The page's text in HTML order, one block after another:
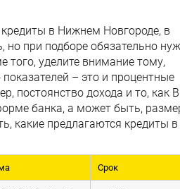
в Нижнем Новгороде, в
но при подборе обязательно
того, уделите внимание тому,
– это и процентные
постоянство дохода и то, как
банка, а может быть,
какие предлагаются кредиты в
Срок